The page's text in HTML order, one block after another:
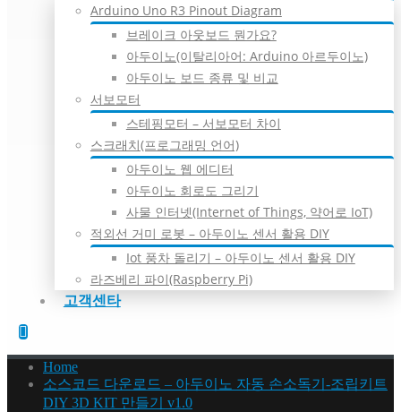
Arduino Uno R3 Pinout Diagram
브레이크 아웃보드 뭔가요?
아두이노(이탈리아어: Arduino 아르두이노)
아두이노 보드 종류 및 비교
서보모터
스테핑모터 – 서보모터 차이
스크래치(프로그래밍 언어)
아두이노 웹 에디터
아두이노 회로도 그리기
사물 인터넷(Internet of Things, 약어로 IoT)
적외선 거미 로봇 – 아두이노 센서 활용 DIY
Iot 풍차 돌리기 – 아두이노 센서 활용 DIY
라즈베리 파이(Raspberry Pi)
고객센타
Home
소스코드 다운로드 – 아두이노 자동 손소독기-조립키트
DIY 3D KIT 만들기 v1.0